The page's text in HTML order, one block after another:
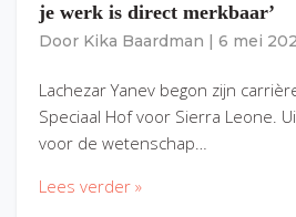
je werk is direct merkbaar’
Door Kika Baardman 6 mei
Lachezar Yanev begon zijn
Speciaal Hof voor Sierra Leone.
voor de wetenschap…
Lees verder »